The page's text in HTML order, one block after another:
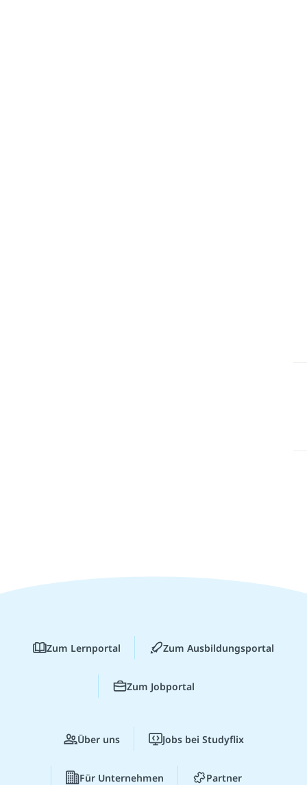
Zum Lernportal Zum Ausbildungsportal
Zum Jobportal
Über uns Jobs bei Studyflix
Für Unternehmen Partner